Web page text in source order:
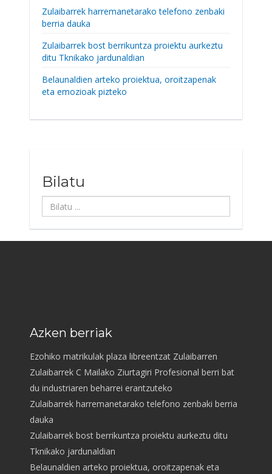
Zulaibarrek harremanetarako telefono zenbaki
berria dauka
Zulaibarrek bost berrikuntza proiektu aurkeztu
ditu Tknikako jardunaldian
Belaunaldien arteko proiektua, oroitzapenak
eta emozioak pizteko
Bilatu
Bilatu
...
Azken berriak
Ezohiko matrikulak plaza libreentzat Zulaibarren
Zulaibarrek C Mailako Ziurtagiri Profesional berri bat
du industriaren beharrei erantzuteko
Zulaibarrek harremanetarako telefono zenbaki berria
dauka
Zulaibarrek bost berrikuntza proiektu aurkeztu ditu
Tknikako jardunaldian
Belaunaldien arteko proiektua, oroitzapenak eta